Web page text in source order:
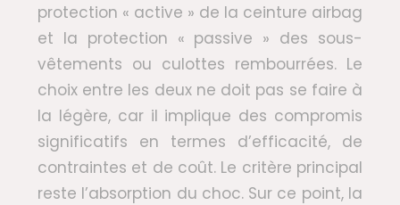
protection « active » de la ceinture airbag
et la protection « passive » des sous-
vêtements ou culottes rembourrées. Le
choix entre les deux ne doit pas se faire à
la légère, car il implique des compromis
significatifs en termes d’efficacité, de
contraintes et de coût. Le critère principal
reste l’absorption du choc. Sur ce point, la